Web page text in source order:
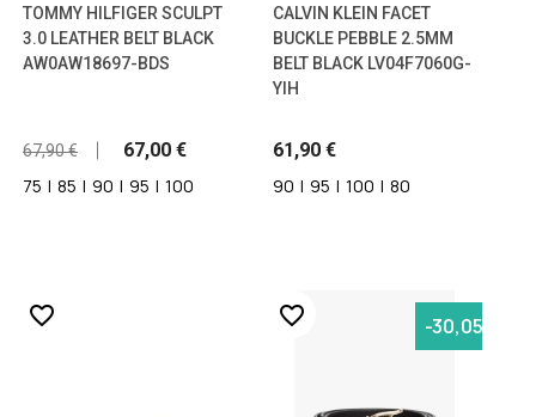
TOMMY HILFIGER SCULPT
3.0 LEATHER BELT BLACK
AW0AW18697-BDS
67,90 €
67,00 €
75 | 85 | 90 | 95 | 100
CALVIN KLEIN FACET
BUCKLE PEBBLE 2.5MM
BELT BLACK LV04F7060G-
YIH
61,90 €
90 | 95 | 100 | 80
favorite_border -30,05%
favorite_border